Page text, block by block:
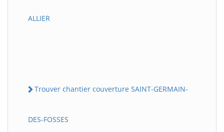
ALLIER
Trouver chantier couverture SAINT-GERMAIN-
DES-FOSSES